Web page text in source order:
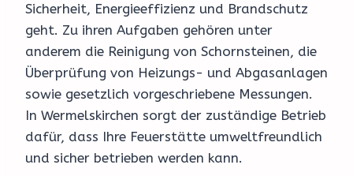
Sicherheit, Energieeffizienz und Brandschutz
geht. Zu ihren Aufgaben gehören unter
anderem die Reinigung von Schornsteinen, die
Überprüfung von Heizungs- und Abgasanlagen
sowie gesetzlich vorgeschriebene Messungen.
In Wermelskirchen sorgt der zuständige Betrieb
dafür, dass Ihre Feuerstätte umweltfreundlich
und sicher betrieben werden kann.